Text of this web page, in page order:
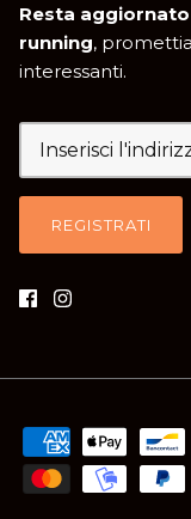
Resta
running,
interessanti.
REGISTRATI